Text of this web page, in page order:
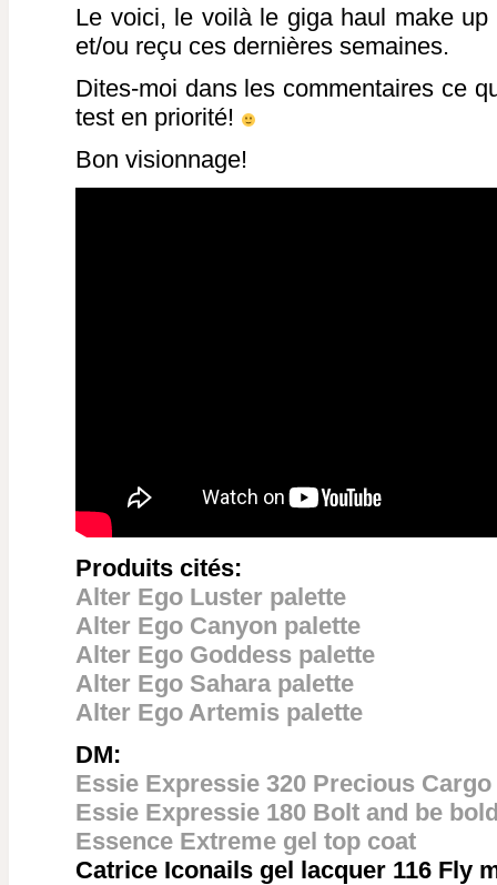
Le voici, le voilà le giga haul make up
et/ou reçu ces dernières semaines.
Dites-moi dans les commentaires ce
test en priorité!
Bon visionnage!
Produits cités:
Alter Ego Luster palette
Alter Ego Canyon palette
Alter Ego Goddess palette
Alter Ego Sahara palette
Alter Ego Artemis palette
DM:
Essie Expressie 320 Precious
Essie Expressie 180 Bolt and be
Essence Extreme gel top coat
Catrice Iconails gel lacquer 116 Fly